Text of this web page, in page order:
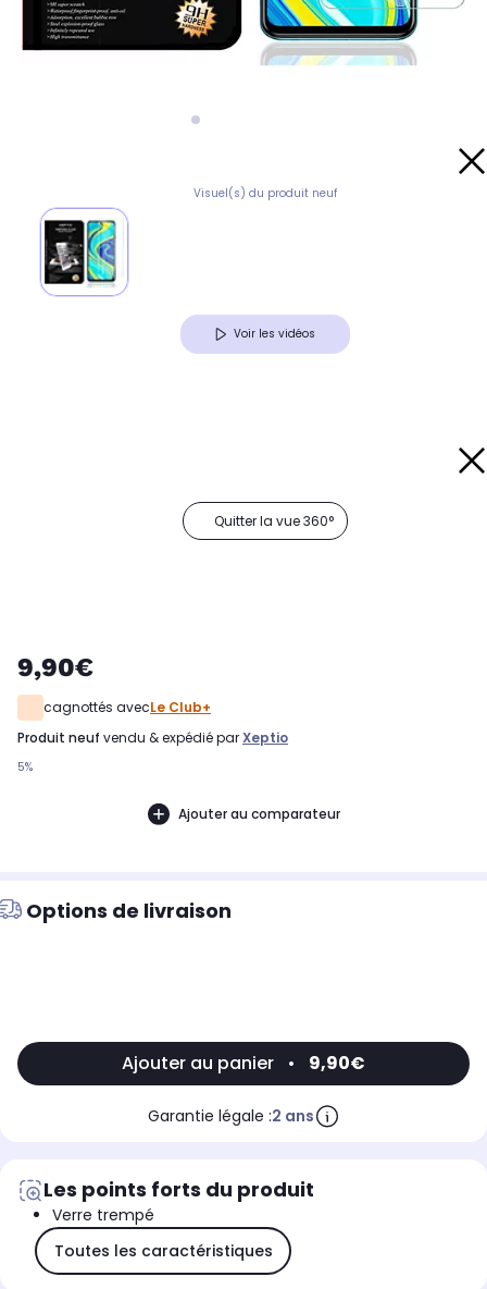
Visuel(s) du produit neuf
Voir les vidéos
Quitter la vue 360°
9,90€
cagnottés avecLe Club+
produit neuf vendu & expédié parXeptio
5%
Ajouter au comparateur
Options de livraison
Ajouter au panier • 9,90€
Garantie légale :2 ans
Les points forts du produit
Verre trempé
Toutes les caractéristiques